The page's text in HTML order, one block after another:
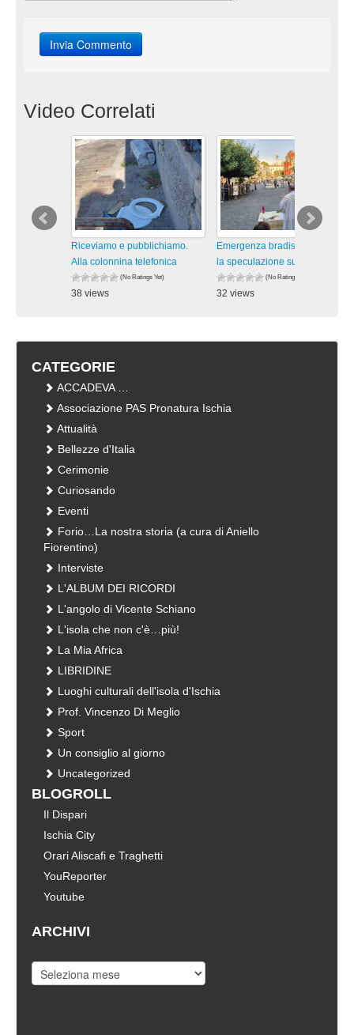
Video Correlati
Riceviamo e pubblichiamo.
Alla colonnina telefonica
(No Ratings Yet)
38 views
Emergenza bradisismo: contro
la speculazione sugli affitti
(No Ratings Yet)
32 views
CATEGORIE
ACCADEVA …
Associazione PAS Pronatura Ischia
Attualità
Bellezze d'Italia
Cerimonie
Curiosando
Eventi
Forio…La nostra storia (a cura di Aniello
Fiorentino)
Interviste
L'ALBUM DEI RICORDI
L'angolo di Vicente Schiano
L'isola che non c'è…più!
La Mia Africa
LIBRIDINE
Luoghi culturali dell'isola d'Ischia
Prof. Vincenzo Di Meglio
Sport
Un consiglio al giorno
Uncategorized
BLOGROLL
Il Dispari
Ischia City
Orari Aliscafi e Traghetti
YouReporter
Youtube
ARCHIVI